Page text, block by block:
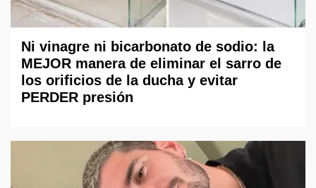
Ni vinagre ni bicarbonato de sodio: la
MEJOR manera de eliminar el sarro de
los orificios de la ducha y evitar
PERDER presión